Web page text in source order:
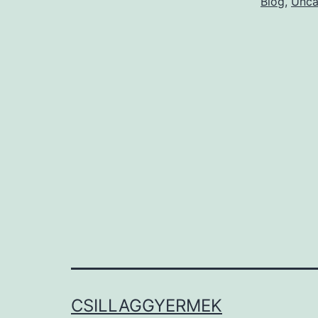
CSILLAGGYERMEK